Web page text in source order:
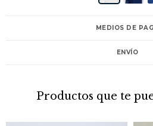
MEDIOS DE
ENVÍO
Productos que te